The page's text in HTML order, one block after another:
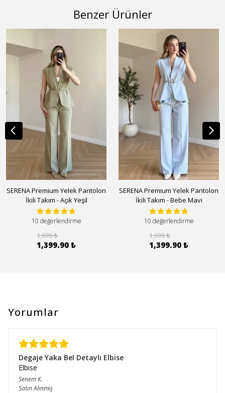
Benzer Ürünler
SERENA Premium Yelek Pantolon
İkili Takım - Açık Yeşil
10 değerlendirme
1,699 ₺
1,399.90 ₺
SERENA Premium Yelek Pantolon
İkili Takım - Bebe Mavi
10 değerlendirme
1,699 ₺
1,399.90 ₺
Yorumlar
Degaje Yaka Bel Detaylı Elbise
Elbise
SenemK.
Satın Alınmış